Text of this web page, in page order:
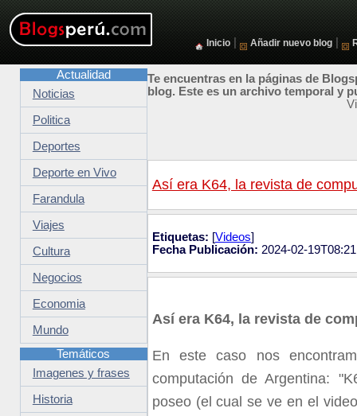
Inicio Añadir nuevo blog
Te encuentras en la páginas de
blog. Este es un archivo temporal y
Así era K64, la revista de
Etiquetas: [Videos]
Fecha Publicación: 2024-02-
Así era K64, la revista de
En este caso nos
computación de Argentina:
poseo (el cual se ve en el
Actualidad
Noticias
Politica
Deportes
Deporte en Vivo
Farandula
Viajes
Cultura
Negocios
Economia
Mundo
Temáticos
Imagenes y frases
Historia